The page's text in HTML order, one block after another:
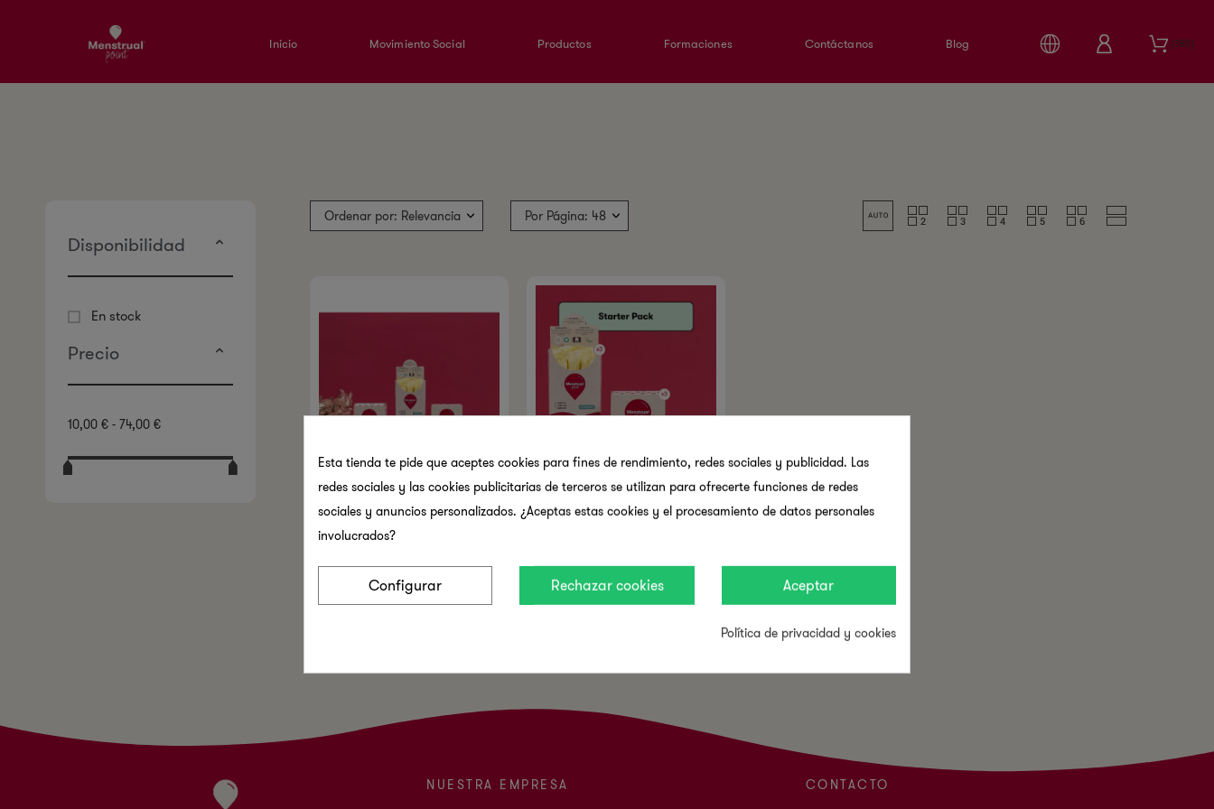
Inicio Movimiento Social Productos Formaciones Contáctanos Blog 380
Disponibilidad
En stock
Precio
10,00 € - 74,00 €
Ordenar por: Relevancia Por Página: 48
Dispensador De Cartón De
Un Solo Uso
10,40 €
Starter Pack: Da El Primer
Paso
73,32 €
NUESTRA EMPRESA CONTACTO
Esta tienda te pide que aceptes cookies para fines de rendimiento, redes sociales y publicidad. Las
redes sociales y las cookies publicitarias de terceros se utilizan para ofrecerte funciones de redes
sociales y anuncios personalizados. ¿Aceptas estas cookies y el procesamiento de datos personales
involucrados?
Aceptar
Rechazar cookies
Configurar
Política de privacidad y cookies